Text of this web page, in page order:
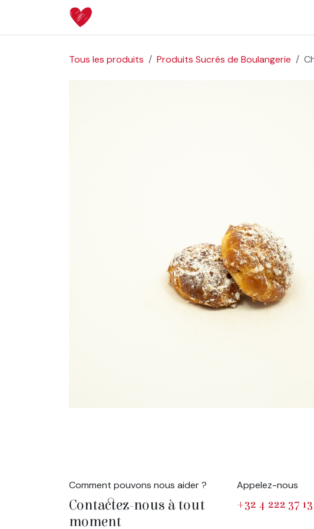
Se rendre au contenu
Tous les produits Produits Sucrés de Boulangerie
Comment pouvons nous aider ?
Contactez-nous à tout
moment
Appelez-nous
+32 4 222 37 13